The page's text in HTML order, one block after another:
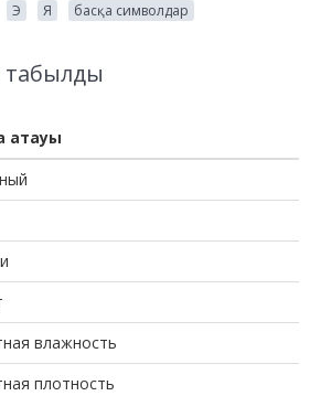
Э Я басқа символдар
атауы
влажность
плотность